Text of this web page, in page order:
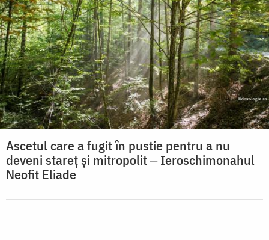
Ascetul care a fugit în pustie pentru a nu
deveni stareț și mitropolit ‒ Ieroschimonahul
Neofit Eliade